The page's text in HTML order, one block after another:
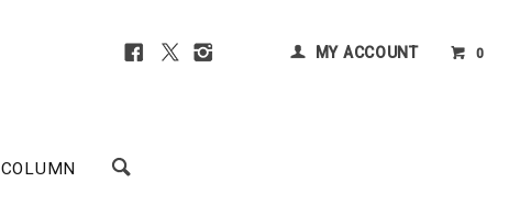
MY ACCOUNT 0
COLUMN